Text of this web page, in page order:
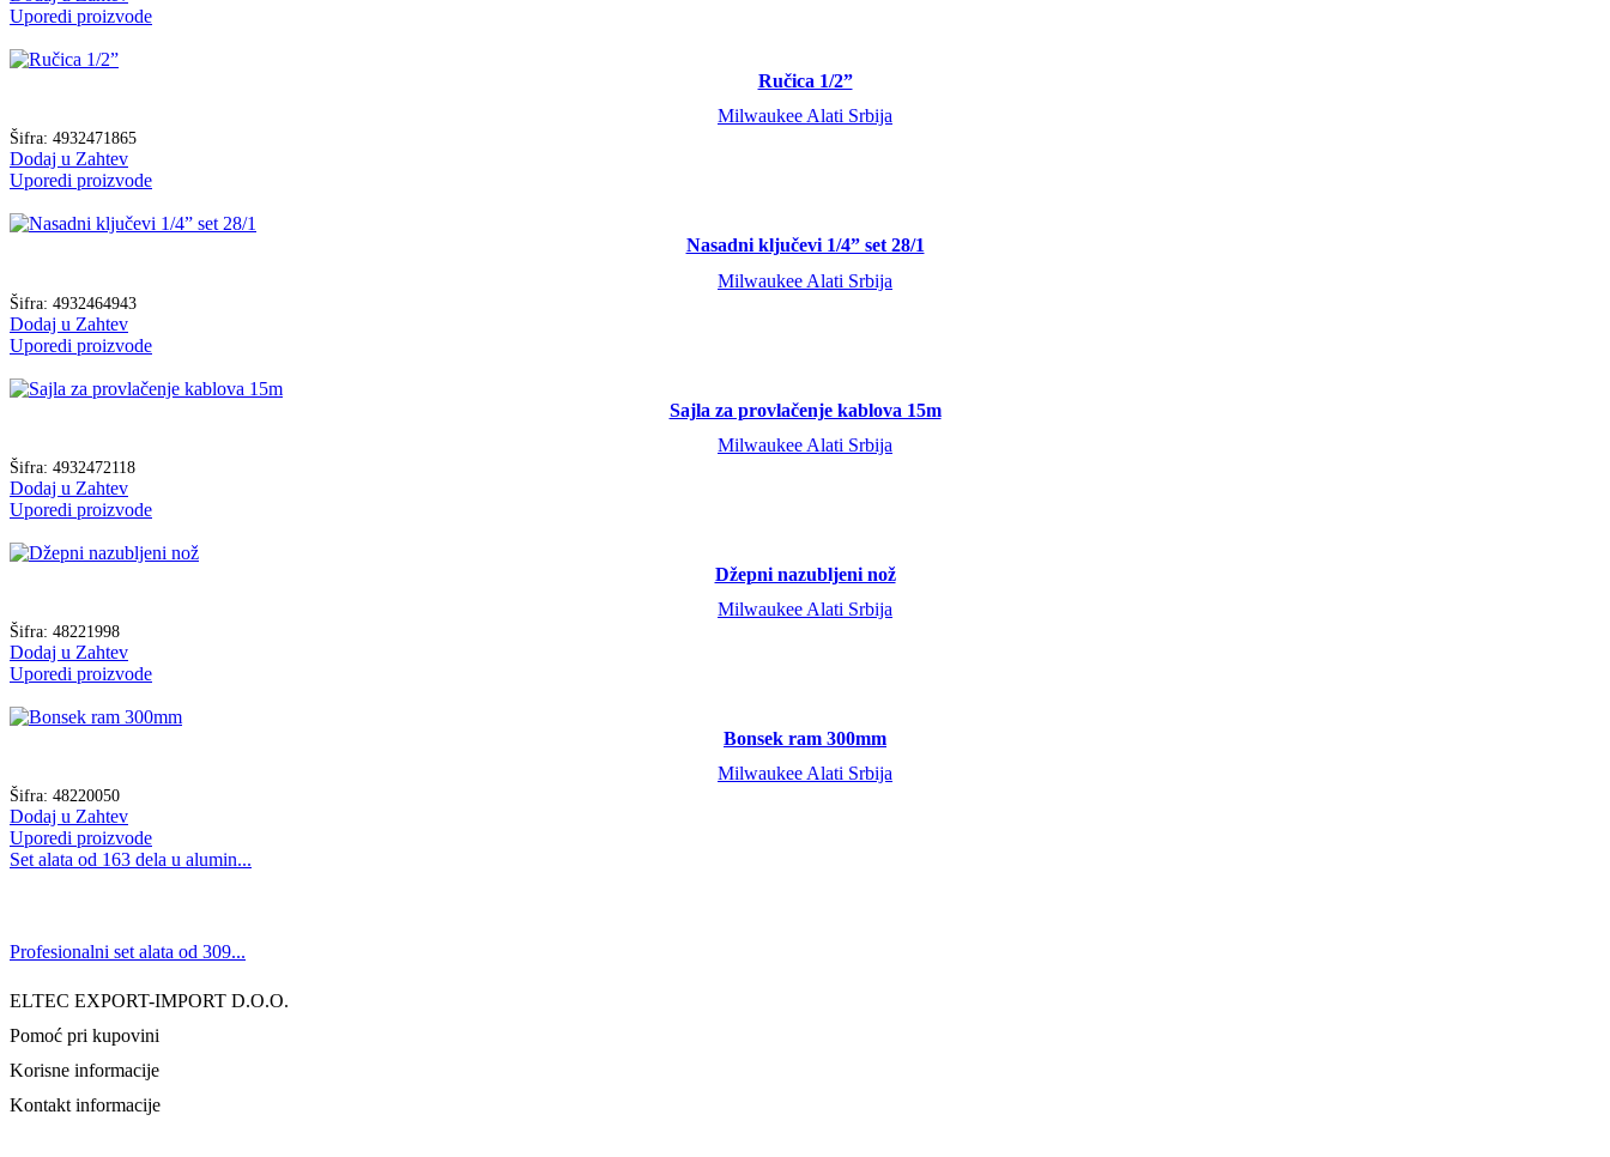
Uporedi proizvode
Ručica 1/2”
Milwaukee Alati Srbija
Šifra: 4932471865
Dodaj u Zahtev
Uporedi proizvode
Nasadni ključevi 1/4” set 28/1
Milwaukee Alati Srbija
Šifra: 4932464943
Dodaj u Zahtev
Uporedi proizvode
Sajla za provlačenje kablova 15m
Milwaukee Alati Srbija
Šifra: 4932472118
Dodaj u Zahtev
Uporedi proizvode
Džepni nazubljeni nož
Milwaukee Alati Srbija
Šifra: 48221998
Dodaj u Zahtev
Uporedi proizvode
Bonsek ram 300mm
Milwaukee Alati Srbija
Šifra: 48220050
Dodaj u Zahtev
Uporedi proizvode
Set alata od 163 dela u alumin...
Profesionalni set alata od 309...
ELTEC EXPORT-IMPORT D.O.O.
Pomoć pri kupovini
Korisne informacije
Kontakt informacije